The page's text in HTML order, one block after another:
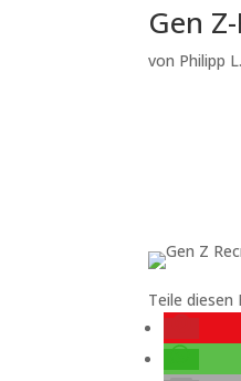
Gen
von Philipp
Teile